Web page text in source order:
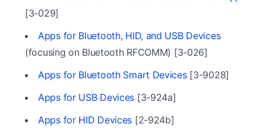
[3-029]
Apps for Bluetooth, HID, and USB Devices
(focusing on Bluetooth RFCOMM) [3-026]
Apps for Bluetooth Smart Devices[3-9028]
Apps for USB Devices [3-924a]
Apps for HID Devices [2-924b]